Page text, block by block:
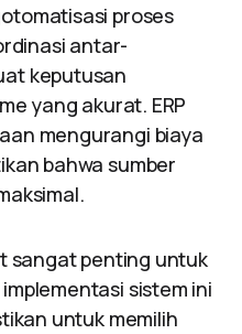
proses
antar-
keputusan
yang akurat. ERP
mengurangi biaya
bahwa sumber
sangat penting untuk
sistem ini
untuk memilih